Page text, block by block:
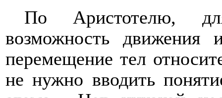
По Аристотелю,
возможность движения
перемещение тел
не нужно вводить